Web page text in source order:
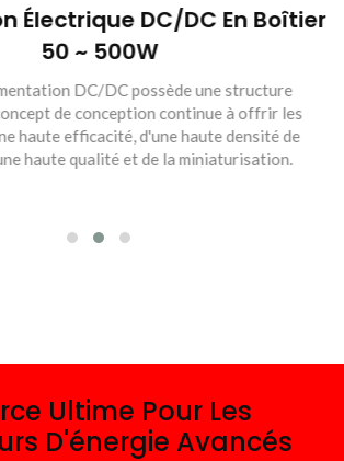
Électrique DC/DC En Boîtier
50 ~ 500W
DC/DC possède une structure
de conception continue à offrir les
haute efficacité, d'une haute densité de
haute qualité et de la miniaturisation.
Ultime Pour Les
D'énergie Avancés